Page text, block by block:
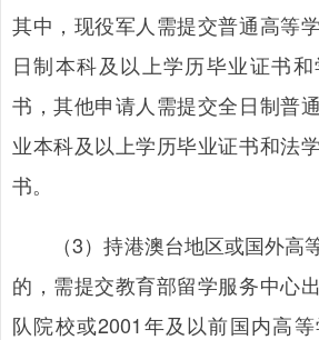
其中，现役军人需提交普通高等
日制本科及以上学历毕业证书
书，其他申请人需提交全日制普
业本科及以上学历毕业证书和法
书。
（3）持港澳台地区或国外高
的，需提交教育部留学服务中心
队院校或2001年及以前国内高